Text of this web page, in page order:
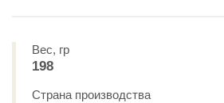
Вес, гр
198
Страна производства